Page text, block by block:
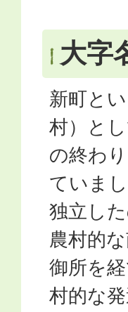
大字
新町と
村）と
の終わ
ていま
独立し
農村的
御所を
村的な